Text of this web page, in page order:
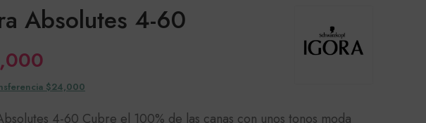
Absolutes 4-60
$24,000
4-60 Cubre el 100% de las canas con unos tonos moda